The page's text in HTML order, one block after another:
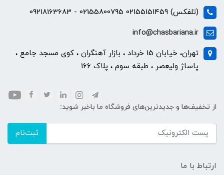
(تلفکس) 02155151459 02155800795 - 09218163683
info@chasbariana.ir
تهران، خیابان 15 خرداد ، بازار آهنگران ، کوی مسجد جامع ،
پاساژ ولیعصر ، طبقه سوم ، پلاک 166
از تخفیف‌ها و جدیدترین‌های فروشگاه ما باخبر شوید:
ثبت‌نام
ارتباط با ما